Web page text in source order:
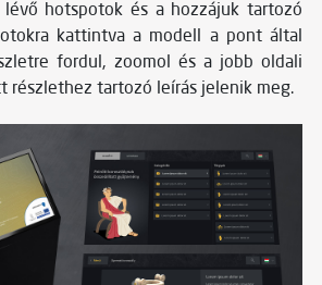
lévő hotspotok és a hozzájuk tartozó
kattintva a modell a pont által
fordul, zoomol és a jobb oldali
részlethez tartozó leírás jelenik meg.